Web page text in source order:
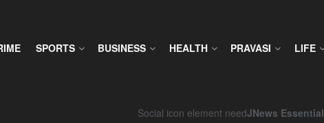
SPORTS BUSINESS HEALTH PRAVASI LIFE
Social icon element needJNews Essential